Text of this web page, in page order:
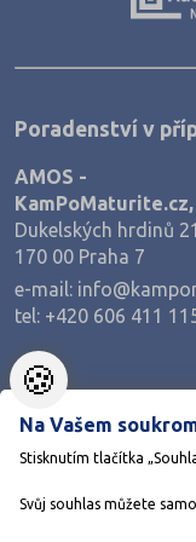
Zemědělské a
Poradenství v
AMOS -
KamPoMaturite.cz,
Dukelských hrdinů 21
170 00 Praha 7
e-mail:
tel: +420 606 411
🍪
Na Vašem
Stisknutím tlačítka
Svůj souhlas můžete